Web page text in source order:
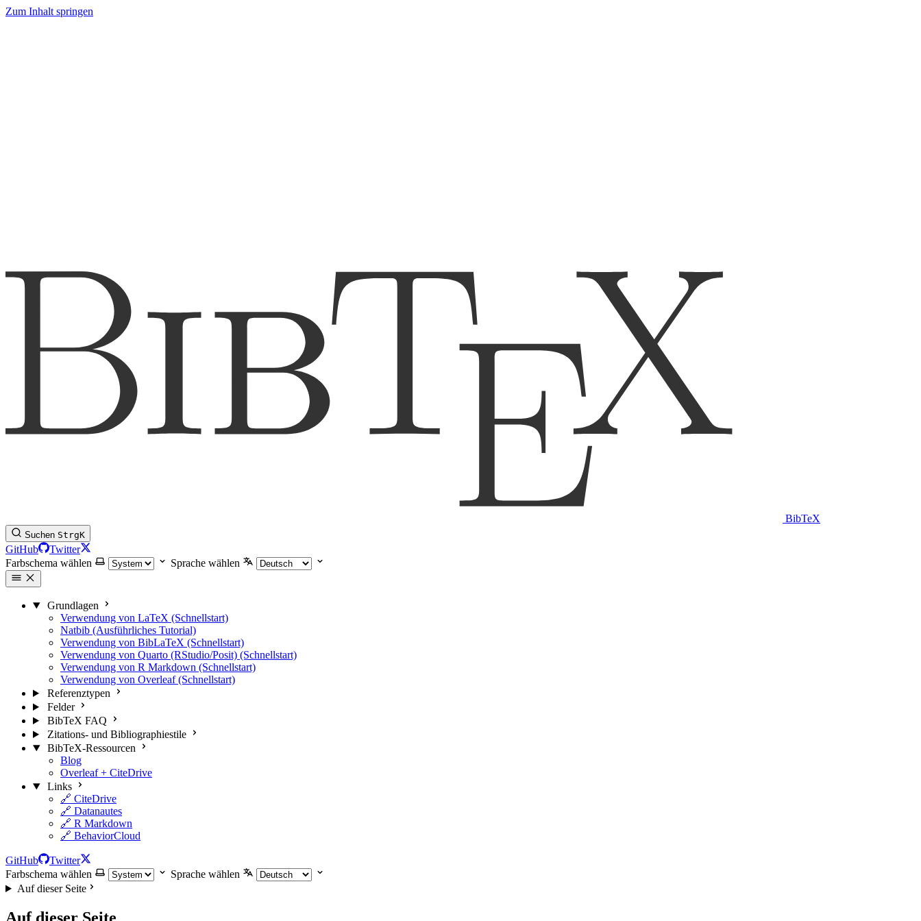
Zum Inhalt springen
BibTeX
Suchen StrgK
GitHub
Twitter
Farbschema wählen
Sprache wählen
Grundlagen
Verwendung von LaTeX (Schnellstart)
Natbib (Ausführliches Tutorial)
Verwendung von BibLaTeX (Schnellstart)
Verwendung von Quarto (RStudio/Posit) (Schnellstart)
Verwendung von R Markdown (Schnellstart)
Verwendung von Overleaf (Schnellstart)
Referenztypen
Felder
BibTeX FAQ
Zitations- und Bibliographiestile
BibTeX-Ressourcen
Blog
Overleaf + CiteDrive
Links
🔗 CiteDrive
🔗 Datanautes
🔗 R Markdown
🔗 BehaviorCloud
GitHub
Twitter
Farbschema wählen
Sprache wählen
Auf dieser Seite